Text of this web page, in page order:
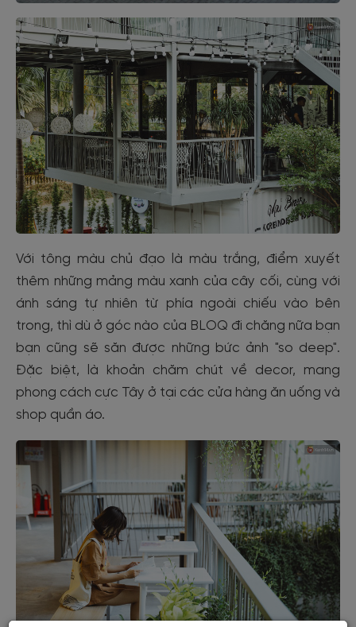
Với tông màu chủ đạo là màu trắng, điểm xuyết
thêm những mảng màu xanh của cây cối, cùng với
ánh sáng tự nhiên từ phía ngoài chiếu vào bên
trong, thì dù ở góc nào của BLOQ đi chăng nữa bạn
bạn cũng sẽ săn được những bức ảnh "so deep".
Đặc biệt, là khoản chăm chút về decor, mang
phong cách cực Tây ở tại các cửa hàng ăn uống và
shop quần áo.